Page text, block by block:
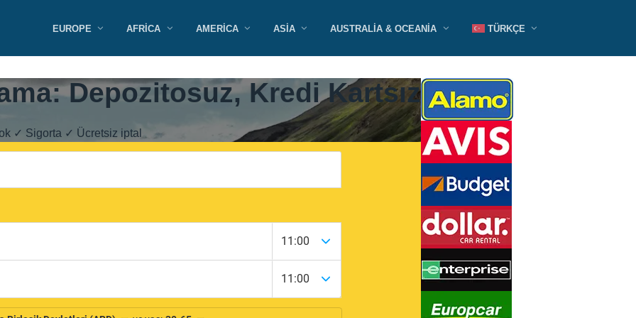
EUROPE AFRICA AMERICA ASIA AUSTRALIA & OCEANIA TÜRKÇE
Depozitosuz, Kredi Kartsız
✓ Sigorta ✓ Ücretsiz iptal